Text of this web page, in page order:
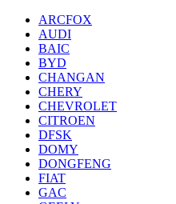
ARCFOX
AUDI
BAIC
BYD
CHANGAN
CHERY
CHEVROLET
CITROEN
DFSK
DOMY
DONGFENG
FIAT
GAC